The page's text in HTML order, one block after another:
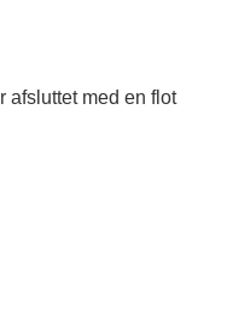
afsluttet med en flot